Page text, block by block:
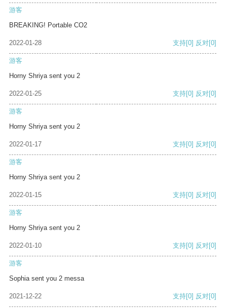
游客
BREAKING! Portable CO2
2022-01-28 支持[0] 反对[0]
游客
Horny Shriya sent you 2
2022-01-25 支持[0] 反对[0]
游客
Horny Shriya sent you 2
2022-01-17 支持[0] 反对[0]
游客
Horny Shriya sent you 2
2022-01-15 支持[0] 反对[0]
游客
Horny Shriya sent you 2
2022-01-10 支持[0] 反对[0]
游客
Sophia sent you 2 messa
2021-12-22 支持[0] 反对[0]